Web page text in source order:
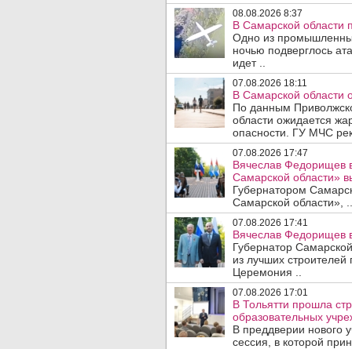
08.08.2026 8:37
В Самарской области
Одно из
ночью подверглось
идет ..
07.08.2026 18:11
В Самарской области
По данным
области ожидается
опасности. ГУ МЧС
07.08.2026 17:47
Вячеслав Федорищев
Самарской области»
Губернатором
Самарской области», ..
07.08.2026 17:41
Вячеслав Федорищев
Губернатор
из лучших
Церемония ..
07.08.2026 17:01
В Тольятти прошла
образовательных
В преддверии нового
сессия, в которой